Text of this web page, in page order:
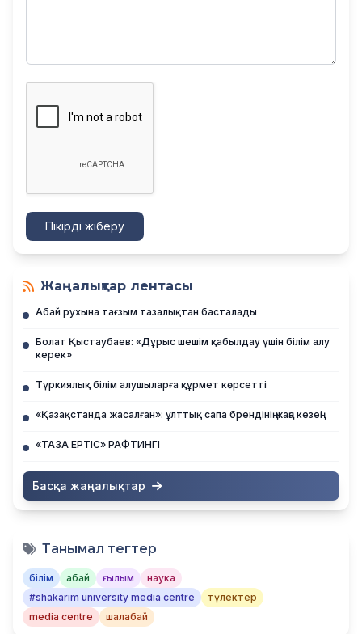
Пікірді жіберу
Жаңалықтар лентасы
Абай рухына тағзым тазалықтан басталады
Болат Қыстаубаев: «Дұрыс шешім қабылдау үшін білім алу
керек»
Түркиялық білім алушыларға құрмет көрсетті
«Қазақстанда жасалған»: ұлттық сапа брендінің жаңа кезеңі
«ТАЗА ЕРТІС» РАФТИНГІ
Басқа жаңалықтар
Танымал тегтер
білім абай ғылым
наука
#shakarim university media centre
түлектер
media centre
шалабай